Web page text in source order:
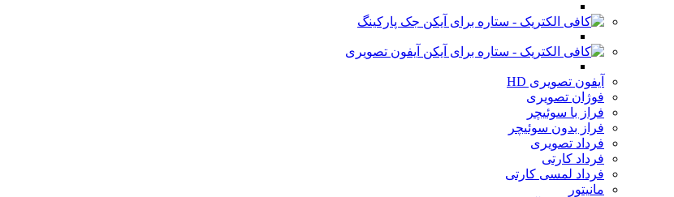
جک پارکینگ
آیفون تصویری
آیفون تصویری HD
فوژان تصویری
فراز با سوئیچر
فراز بدون سوئیچر
فرداد تصویری
فرداد کارتی
فرداد لمسی کارتی
مانیتور